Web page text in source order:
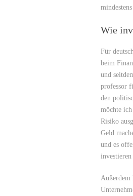
Wie
Für
beim
und
professor
den
möchte
Risiko
Geld
und es
Außerdem